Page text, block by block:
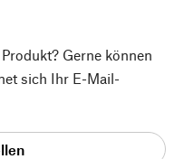
Gerne können
sich Ihr E-Mail-